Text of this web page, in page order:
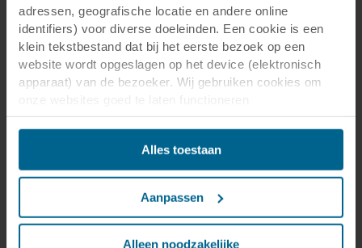
adressen, geografische locatie en andere online
identifiers) voor diverse doeleinden. Een cookie is een
klein tekstbestand dat bij het eerste bezoek op een
website wordt opgeslagen op het device (elektronisch
apparaat) van de bezoeker. Wij gebruiken cookies om
(‘Noodzakelijke’), om uw instellingen te onthouden en uw
gebruikerservaring te verbeteren (‘Functionele’), om uw
gedrag te analyseren en op basis daarvan de websites te
optimaliseren (‘Statistische’), en om onze content en
stemmen op uw gedrag op onze websites (‘Marketing’).
Functionele cookies plaatsen we altijd. Deze zijn namelijk
noodzakelijk om de website goed te laten werken en
Alles toestaan
Aanpassen
Alleen noodzakelijke
Trends 19 dec 2019
De oplossing voor een eenvoudige
installatie
Wil je veel voorkomende obstakels tijdens de
installatie van plafondpanelen overwinnen?
Neem een kijkje in de Solution Box van Rockfon
Meer info